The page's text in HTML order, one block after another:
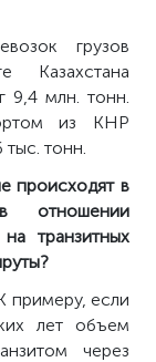
грузов
Казахстана
9,4 млн. тонн.
из КНР
тыс. тонн.
происходят в
отношении
транзитных
примеру, если
лет объем
через